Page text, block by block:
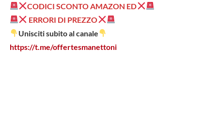
CODICI SCONTO AMAZON ED
ERRORI DI PREZZO
Unisciti subito al canale
https://t.me/offertesmanettoni